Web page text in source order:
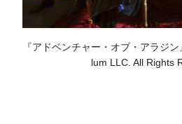
『アドベンチャー・オブ・アラジ
lum LLC. All Rights